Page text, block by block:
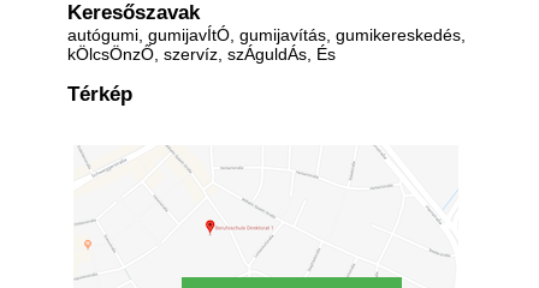
Keresőszavak
autógumi, gumijavÍtÓ, gumijavítás, gumikereskedés,
kÖlcsÖnzŐ, szervíz, szÁguldÁs, És
Térkép